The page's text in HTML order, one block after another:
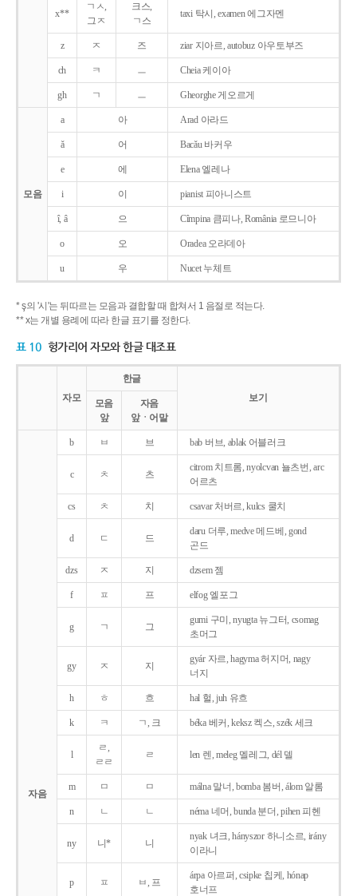
x**
ㄱㅅ,
그ㅈ
크스,
ㄱ스
taxi 탁시, examen 에그자멘
z ㅈ 즈 ziar 지아르, autobuz 아우토부즈
ch ㅋ ㅡ Cheia 케이아
gh ㄱ ㅡ Gheorghe 게오르게
모음
a 아 Arad 아라드
ǎ 어 Bacǎu 바커우
e 에 Elena 엘레나
i 이 pianist 피아니스트
î, â 으 Cîmpina 큼피나, România 로므니아
o 오 Oradea 오라데아
u 우 Nucet 누체트
* ş의 '시'는 뒤따르는 모음과 결합할 때 합쳐서 1 음절로 적는다.
** x는 개별 용례에 따라 한글 표기를 정한다.
표 10 헝가리어 자모와 한글 대조표
자모
한글
보기
모음
앞
자음
앞ㆍ어말
자음
b ㅂ 브 bab 버브, ablak 어블러크
c ㅊ 츠
citrom 치트롬, nyolcvan 뇰츠번, arc
어르츠
cs ㅊ 치 csavar 처버르, kulcs 쿨치
d ㄷ 드
daru 더루, medve 메드베, gond
곤드
dzs ㅈ 지 dzsem 젬
f ㅍ 프 elfog 엘포그
g ㄱ 그
gumi 구미, nyugta 뉴그터, csomag
초머그
gy ㅈ 지
gyár 자르, hagyma 허지머, nagy
너지
h ㅎ 흐 hal 헐, juh 유흐
k ㅋ ㄱ, 크 béka 베커, keksz 켁스, szék 세크
l
ㄹ,
ㄹㄹ
ㄹ len 렌, meleg 멜레그, dél 델
m ㅁ ㅁ málna 말너, bomba 봄버, álom 알롬
n ㄴ ㄴ néma 네머, bunda 분더, pihen 피헨
ny 니* 니
nyak 녀크, hányszor 하니소르, irány
이라니
p ㅍ ㅂ, 프
árpa 아르퍼, csipke 칩케, hónap
호너프